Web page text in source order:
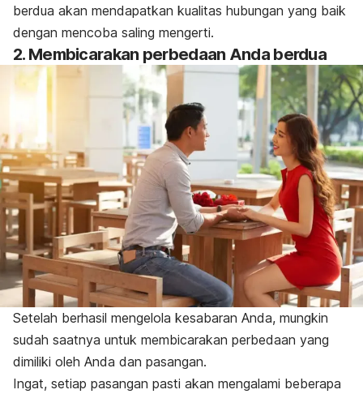
berdua akan mendapatkan kualitas hubungan yang baik
dengan mencoba saling mengerti.
2. Membicarakan perbedaan Anda berdua
Setelah berhasil mengelola kesabaran Anda, mungkin
sudah saatnya untuk membicarakan perbedaan yang
dimiliki oleh Anda dan pasangan.
Ingat, setiap pasangan pasti akan mengalami beberapa